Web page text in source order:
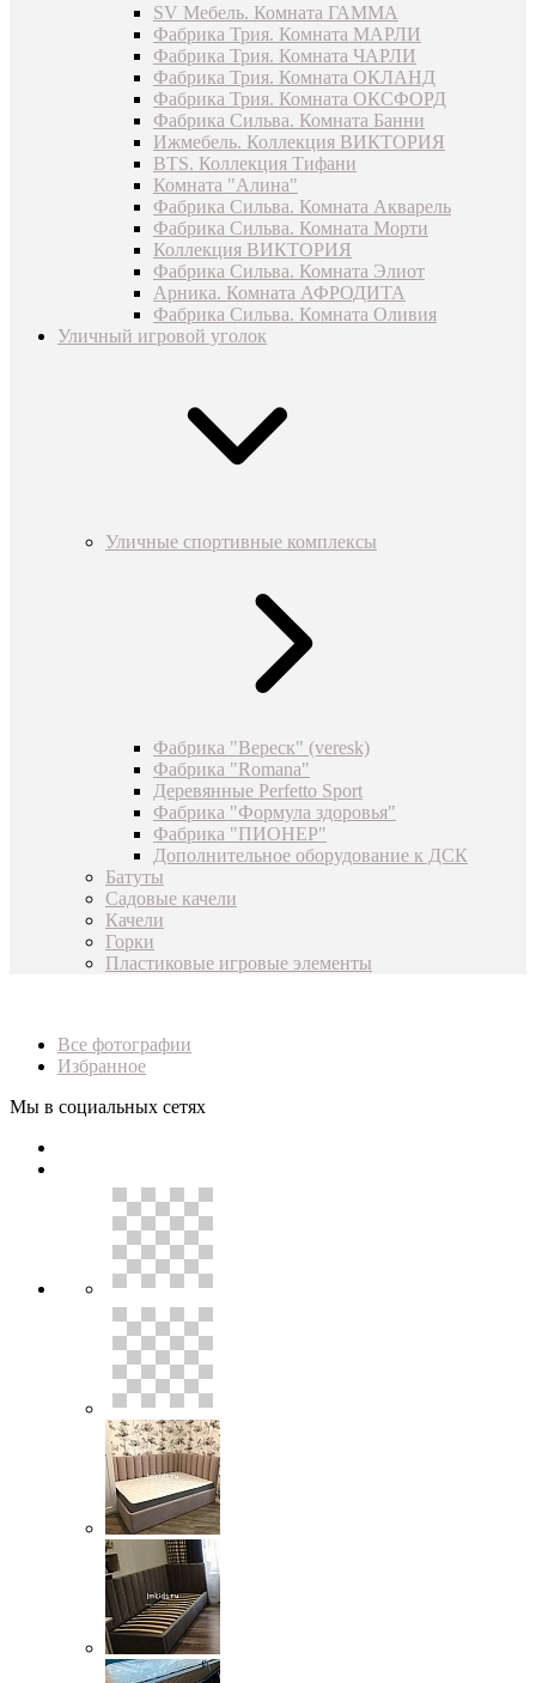
SV Мебель. Комната ГАММА
Фабрика Трия. Комната МАРЛИ
Фабрика Трия. Комната ЧАРЛИ
Фабрика Трия. Комната ОКЛАНД
Фабрика Трия. Комната ОКСФОРД
Фабрика Сильва. Комната Банни
Ижмебель. Коллекция ВИКТОРИЯ
BTS. Коллекция Тифани
Комната "Алина"
Фабрика Сильва. Комната Акварель
Фабрика Сильва. Комната Морти
Коллекция ВИКТОРИЯ
Фабрика Сильва. Комната Элиот
Арника. Комната АФРОДИТА
Фабрика Сильва. Комната Оливия
Уличный игровой уголок
Уличные спортивные комплексы
Фабрика "Вереск" (veresk)
Фабрика "Romana"
Деревянные Perfetto Sport
Фабрика "Формула здоровья"
Фабрика "ПИОНЕР"
Дополнительное оборудование к ДСК
Батуты
Садовые качели
Качели
Горки
Пластиковые игровые элементы
Все фотографии
Избранное
Мы в социальных сетях